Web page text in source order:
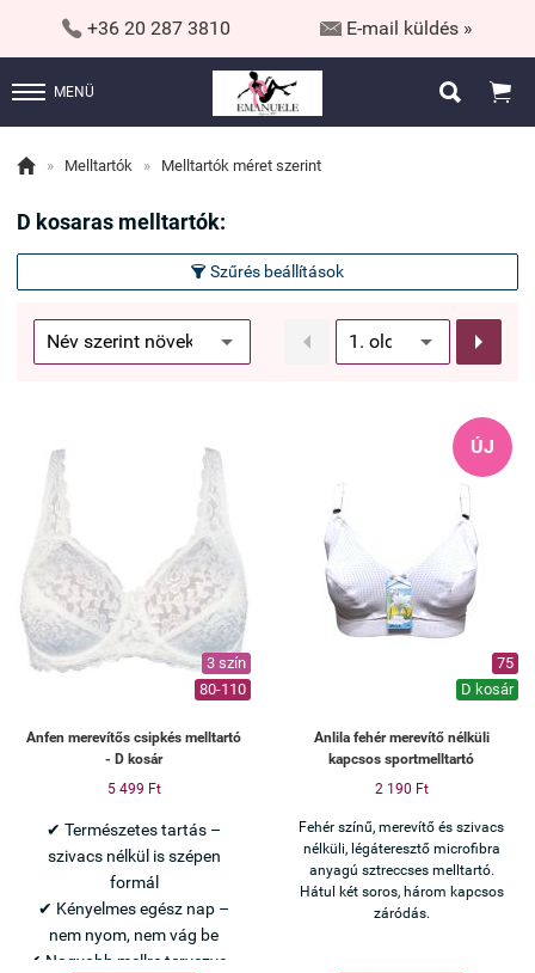
 +36 20 287 3810  E-mail küldés »
MENÜ  
 » Melltartók » Melltartók méret szerint
D kosaras melltartók:
 Szűrés beállítások
 
3 szín
80-110
Anfen merevítős csipkés melltartó
- D kosár
5 499 Ft
✔ Természetes tartás –
szivacs nélkül is szépen
formál
✔ Kényelmes egész nap –
nem nyom, nem vág be
✔ Nagyobb mellre tervezve –
ÚJ
75
D kosár
Anlila fehér merevítő nélküli
kapcsos sportmelltartó
2 190 Ft
Fehér színű, merevítő és szivacs
nélküli, légáteresztő microfibra
anyagú sztreccses melltartó.
Hátul két soros, három kapcsos
záródás.